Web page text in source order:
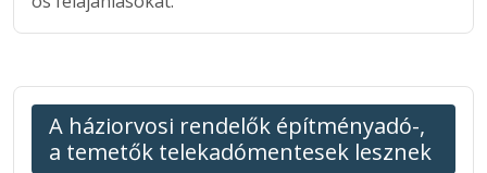
A háziorvosi rendelők építményadó-,
a temetők telekadómentesek lesznek